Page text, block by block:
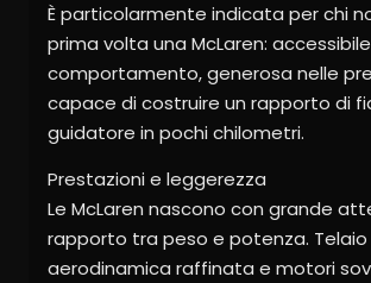
È particolarmente indicata per chi
prima volta una McLaren:
comportamento, generosa nelle
capace di costruire un rapporto di
guidatore in pochi chilometri.
Prestazioni e leggerezza
Le McLaren nascono con grande
rapporto tra peso e potenza.
aerodinamica raffinata e motori